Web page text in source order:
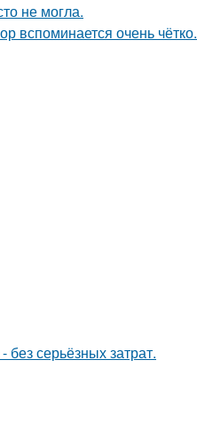
не могла.
вспоминается очень чётко.
серьёзных затрат.